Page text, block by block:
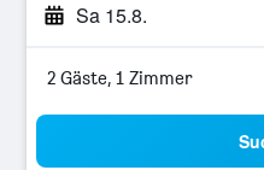
Sa 15.8.
2 Gäste, 1 Zimmer